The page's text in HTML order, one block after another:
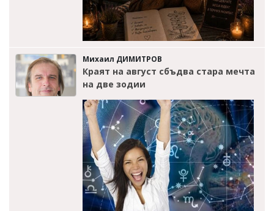
Михаил ДИМИТРОВ
Краят на август сбъдва стара мечта
на две зодии